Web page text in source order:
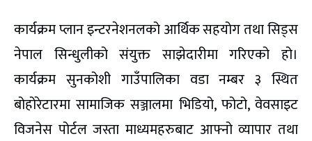
कार्यक्रम प्लान इन्टरनेशनलको आर्थिक सहयोग तथा सिड्स
नेपाल सिन्धुलीको संयुक्त साझेदारीमा गरिएको हो।
कार्यक्रम सुनकोशी गाउँपालिका वडा नम्बर ३ स्थित
बोहोरेटारमा सामाजिक सञ्जालमा भिडियो, फोटो, वेवसाइट
विजनेस पोर्टल जस्ता माध्यमहरुबाट आफ्नो व्यापार तथा